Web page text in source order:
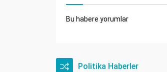
Bu habere yorumlar
Politika Haberler